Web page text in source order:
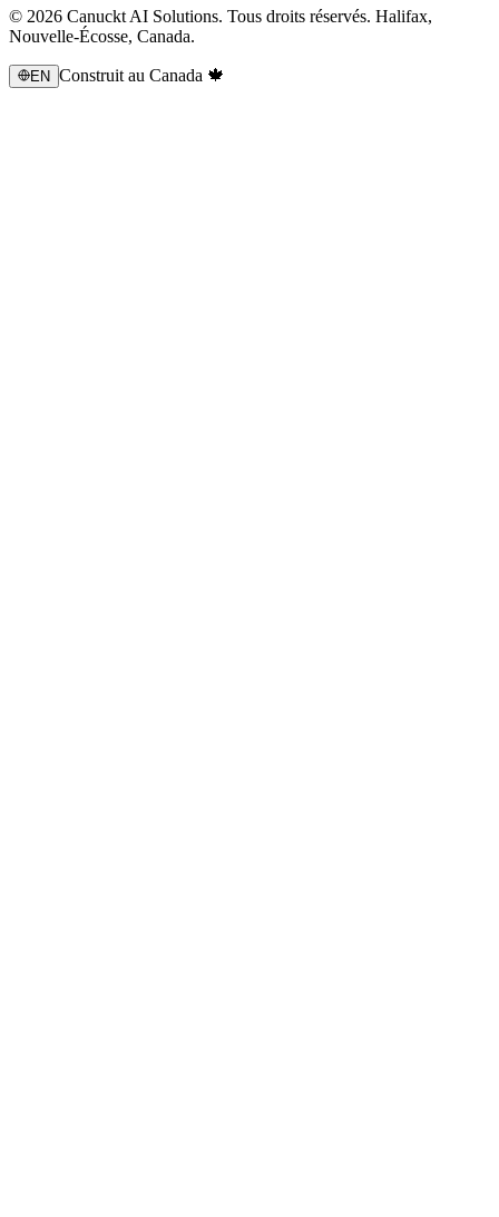
© 2026 Canuckt AI Solutions. Tous droits réservés. Halifax,
Nouvelle-Écosse, Canada.
EN Construit au Canada 🍁